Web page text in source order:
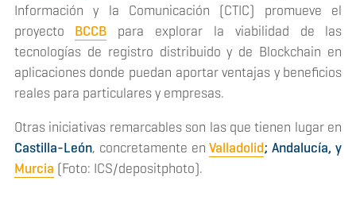
Información y la Comunicación (CTIC) promueve el
proyecto BCCB para explorar la viabilidad de las
tecnologías de registro distribuido y de Blockchain en
aplicaciones donde puedan aportar ventajas y beneficios
reales para particulares y empresas.
Otras iniciativas remarcables son las que tienen lugar en
Castilla-León, concretamente enValladolid; Andalucía, y
Murcia (Foto: ICS/depositphoto).